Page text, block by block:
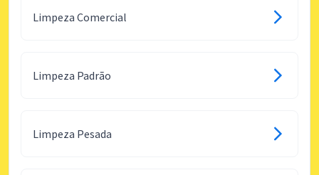
Limpeza Comercial
Limpeza Padrão
Limpeza Pesada